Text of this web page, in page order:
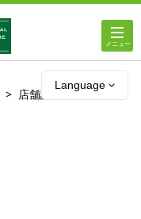
Language
店舗詳細